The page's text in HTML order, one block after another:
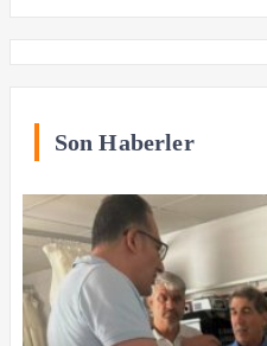
Son Haberler